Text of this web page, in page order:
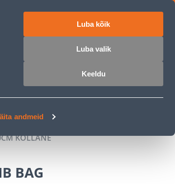
andmeid
Luba kõik
Luba valik
Keeldu
KOLLANE
BAG